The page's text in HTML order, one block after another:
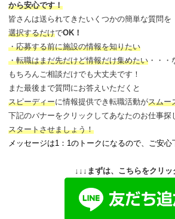
から安心です！
皆さんは送られてきたいくつかの簡単な質問を
選択するだけでOK！
・応募する前に施設の情報を知りたい
・転職はまだ先だけど情報だけ集めたい ・・・
もちろんご相談だけでも大丈夫です！
また最後まで質問にお答えいただくと
スピーディーに情報提供でき転職活動がスムー
下記のバナーをクリックしてあなたのお仕事探
スタートさせましょう！
メッセージは1：1のトークになるので、ご安心
↓↓↓まずは、こちらをクリッ